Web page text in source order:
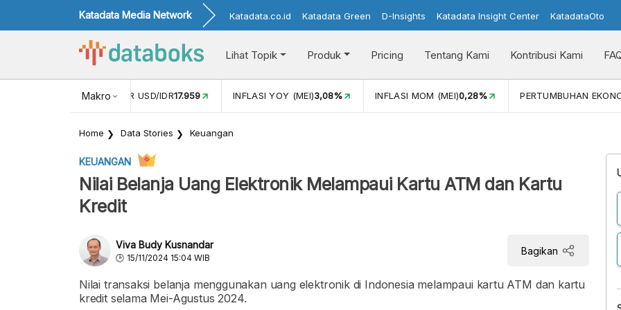
Katadata Media Network Katadata.co.id Katadata Green D-Insights Katadata Insight Center KatadataOto
Lihat Topik Produk Pricing Tentang Kami Kontribusi Kami
Makro
NILAI TUKAR USD/IDR17.959 INFLASI YOY (MEI)3,08% INFLASI MOM (MEI)0,28% PERTUMBUHAN
Home Data Stories Keuangan
KEUANGAN
Nilai Belanja Uang Elektronik Melampaui Kartu ATM dan Kartu
Kredit
Viva Budy Kusnandar
15/11/2024 15:04 WIB
Bagikan
Nilai transaksi belanja menggunakan uang elektronik di Indonesia melampaui kartu ATM dan kartu
kredit selama Mei-Agustus 2024.